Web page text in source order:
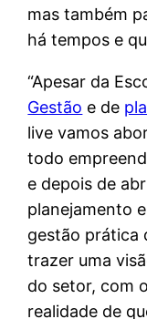
mas também
há tempos e
“Apesar da
Gestão e de
live vamos
todo
e depois de
planejamento
gestão prática
trazer uma
do setor, com
realidade de